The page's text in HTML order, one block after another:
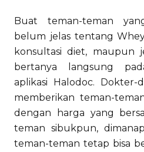
Buat teman-teman
belum jelas tentang
konsultasi diet, maupun
bertanya langsung
aplikasi Halodoc.
memberikan teman-
dengan harga yang
teman sibukpun,
teman-teman tetap bisa